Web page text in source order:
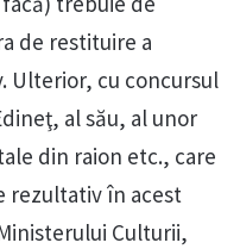
de restituire a
Ulterior, cu concursul
al său, al unor
din raion etc., care
rezultativ în acest
Culturii,